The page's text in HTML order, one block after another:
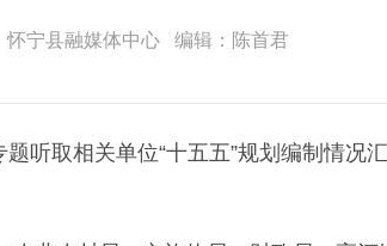
宁县融媒体中心 编辑：陈首君
取相关单位“十五五”规划编制情况